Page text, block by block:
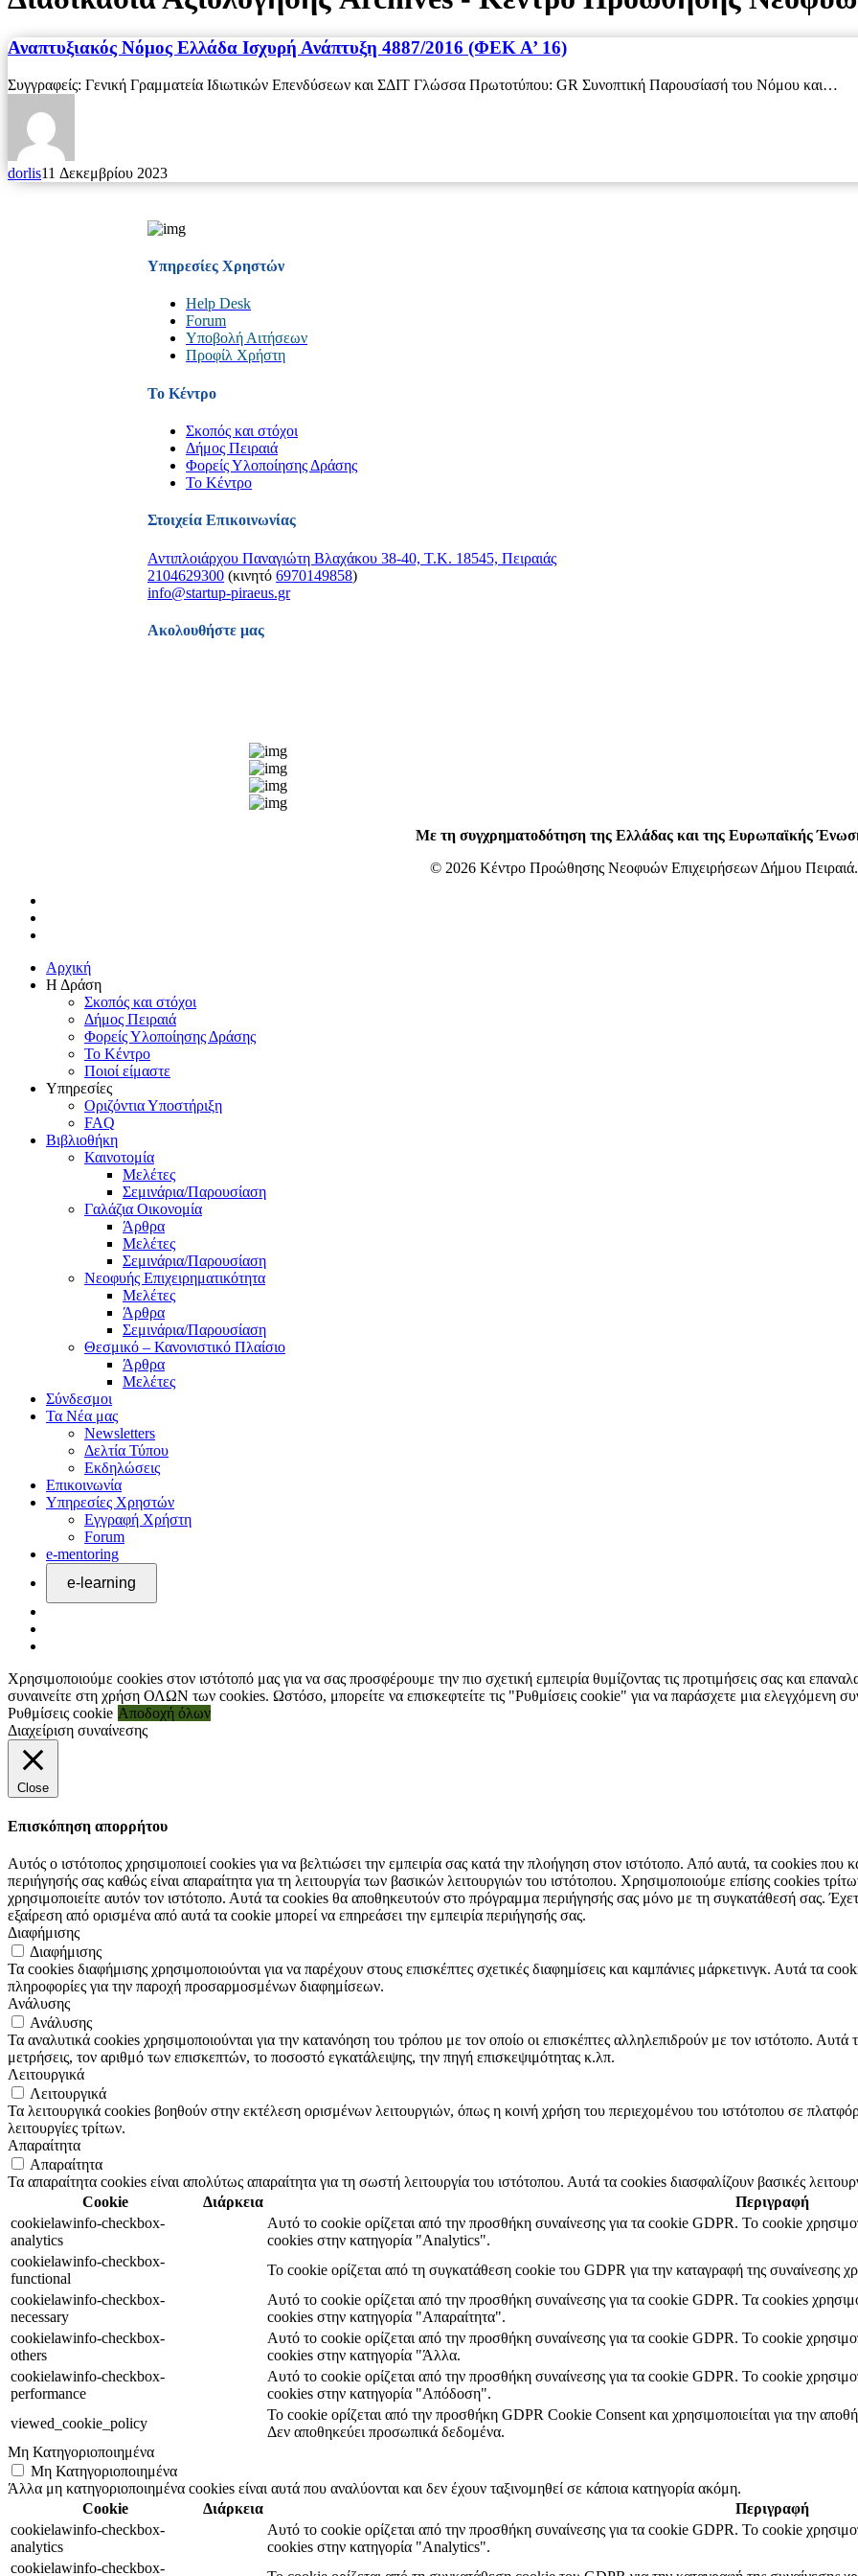
Αναπτυξιακός Νόμος Ελλάδα Ισχυρή Ανάπτυξη 4887/2016 (ΦΕΚ Α’ 16)
Συγγραφείς: Γενική Γραμματεία Ιδιωτικών Επενδύσεων και ΣΔΙΤ Γλώσσα Πρωτοτύπου: GR Συνοπτική Παρουσίασή του Νόμου και…
dorlis11 Δεκεμβρίου 2023
Υπηρεσίες Χρηστών
Help Desk
Forum
Υποβολή Αιτήσεων
Προφίλ Χρήστη
Το Κέντρο
Σκοπός και στόχοι
Δήμος Πειραιά
Φορείς Υλοποίησης Δράσης
Το Κέντρο
Στοιχεία Επικοινωνίας
Αντιπλοιάρχου Παναγιώτη Βλαχάκου 38-40, Τ.Κ. 18545, Πειραιάς
2104629300 (κινητό6970149858)
info@startup-piraeus.gr
Ακολουθήστε μας
Με τη συγχρηματοδότηση της Ελλάδας και της Ευρωπαϊκής
© 2026 Κέντρο Προώθησης Νεοφυών Επιχειρήσεων Δήμου Πειραιά.
Close
Menu
Αρχική
Η Δράση
Σκοπός και στόχοι
Δήμος Πειραιά
Φορείς Υλοποίησης Δράσης
Το Κέντρο
Ποιοί είμαστε
Υπηρεσίες
Οριζόντια Υποστήριξη
FAQ
Βιβλιοθήκη
Καινοτομία
Μελέτες
Σεμινάρια/Παρουσίαση
Γαλάζια Οικονομία
Άρθρα
Μελέτες
Σεμινάρια/Παρουσίαση
Νεοφυής Επιχειρηματικότητα
Μελέτες
Άρθρα
Σεμινάρια/Παρουσίαση
Θεσμικό – Κανονιστικό Πλαίσιο
Άρθρα
Μελέτες
Σύνδεσμοι
Τα Νέα μας
Newsletters
Δελτία Τύπου
Εκδηλώσεις
Επικοινωνία
Υπηρεσίες Χρηστών
Εγγραφή Χρήστη
Forum
e-mentoring
Χρησιμοποιούμε cookies στον ιστότοπό μας για να σας προσφέρουμε την πιο σχετική εμπειρία θυμίζοντας τις προτιμήσεις σας και
συναινείτε στη χρήση ΟΛΩΝ των cookies. Ωστόσο, μπορείτε να επισκεφτείτε τις "Ρυθμίσεις cookie" για να παράσχετε μια ελεγχόμενη
Ρυθμίσεις cookie Αποδοχή όλων
Διαχείριση συναίνεσης
Close
Επισκόπηση απορρήτου
Αυτός ο ιστότοπος χρησιμοποιεί cookies για να βελτιώσει την εμπειρία σας κατά την πλοήγηση στον ιστότοπο. Από αυτά, τα cookies που
περιήγησής σας καθώς είναι απαραίτητα για τη λειτουργία των βασικών λειτουργιών του ιστότοπου. Χρησιμοποιούμε επίσης cookies
χρησιμοποιείτε αυτόν τον ιστότοπο. Αυτά τα cookies θα αποθηκευτούν στο πρόγραμμα περιήγησής σας μόνο με τη συγκατάθεσή σας.
εξαίρεση από ορισμένα από αυτά τα cookie μπορεί να επηρεάσει την εμπειρία περιήγησής σας.
Διαφήμισης
Διαφήμισης
Τα cookies διαφήμισης χρησιμοποιούνται για να παρέχουν στους επισκέπτες σχετικές διαφημίσεις και καμπάνιες μάρκετινγκ. Αυτά τα
πληροφορίες για την παροχή προσαρμοσμένων διαφημίσεων.
Ανάλυσης
Ανάλυσης
Τα αναλυτικά cookies χρησιμοποιούνται για την κατανόηση του τρόπου με τον οποίο οι επισκέπτες αλληλεπιδρούν με τον ιστότοπο.
μετρήσεις, τον αριθμό των επισκεπτών, το ποσοστό εγκατάλειψης, την πηγή επισκεψιμότητας κ.λπ.
Λειτουργικά
Λειτουργικά
Τα λειτουργικά cookies βοηθούν στην εκτέλεση ορισμένων λειτουργιών, όπως η κοινή χρήση του περιεχομένου του ιστότοπου σε
λειτουργίες τρίτων.
Απαραίτητα
Απαραίτητα
Τα απαραίτητα cookies είναι απολύτως απαραίτητα για τη σωστή λειτουργία του ιστότοπου. Αυτά τα cookies διασφαλίζουν βασικές
Cookie
Διάρκεια
Περιγραφή
cookielawinfo-checkbox-
analytics
Αυτό το cookie ορίζεται από την προσθήκη συναίνεσης για τα cookie GDPR. Το cookie
cookies στην κατηγορία "Analytics".
cookielawinfo-checkbox-
functional
Το cookie ορίζεται από τη συγκατάθεση cookie του GDPR για την καταγραφή της συναίνεσης
cookielawinfo-checkbox-
necessary
Αυτό το cookie ορίζεται από την προσθήκη συναίνεσης για τα cookie GDPR. Τα cookies
cookies στην κατηγορία "Απαραίτητα".
cookielawinfo-checkbox-
others
Αυτό το cookie ορίζεται από την προσθήκη συναίνεσης για τα cookie GDPR. Το cookie
cookies στην κατηγορία "Άλλα.
cookielawinfo-checkbox-
performance
Αυτό το cookie ορίζεται από την προσθήκη συναίνεσης για τα cookie GDPR. Το cookie
cookies στην κατηγορία "Απόδοση".
viewed_cookie_policy
Το cookie ορίζεται από την προσθήκη GDPR Cookie Consent και χρησιμοποιείται για την
Δεν αποθηκεύει προσωπικά δεδομένα.
Μη Κατηγοριοποιημένα
Μη Κατηγοριοποιημένα
Άλλα μη κατηγοριοποιημένα cookies είναι αυτά που αναλύονται και δεν έχουν ταξινομηθεί σε κάποια κατηγορία ακόμη.
Cookie
Διάρκεια
Περιγραφή
cookielawinfo-checkbox-
analytics
Αυτό το cookie ορίζεται από την προσθήκη συναίνεσης για τα cookie GDPR. Το cookie
cookies στην κατηγορία "Analytics".
cookielawinfo-checkbox-